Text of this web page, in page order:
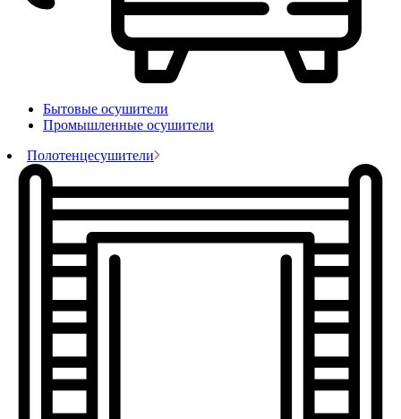
Бытовые осушители
Промышленные осушители
Полотенцесушители